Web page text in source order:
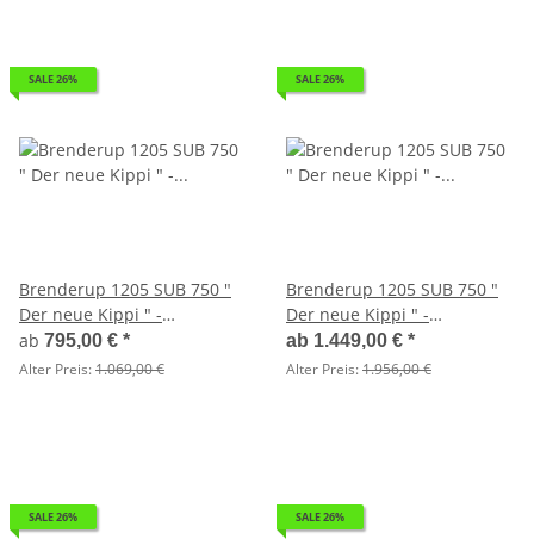
SALE 26%
Brenderup 1205 SUB 750 "
Der neue Kippi " -
ABKLAPPBARE ZUGDEICHSEL
/ VERTIKAL ABSTELLEN
ab 795,00 € *
Alter Preis:1.069,00 €
SALE 26%
Brenderup 1205 SUB 750 "
Der neue Kippi " -
ABKLAPPBARE ZUGDEICHSEL
/ VERTIKAL ABSTELLEN mit
ab 1.449,00 € *
Alter Preis:1.956,00 €
SALE 26% SALE 26%